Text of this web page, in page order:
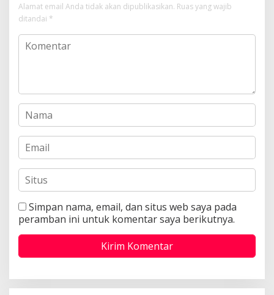
Alamat email Anda tidak akan dipublikasikan. Ruas yang wajib
ditandai *
Simpan nama, email, dan situs web saya pada
peramban ini untuk komentar saya berikutnya.